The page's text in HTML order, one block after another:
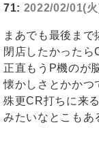
71: 2022/02/01(
まあでも最後ま
閉店したかったら
正直もうP機のが
懐かしさとかかつ
殊更CR打ちに来
みたいなとこもあ